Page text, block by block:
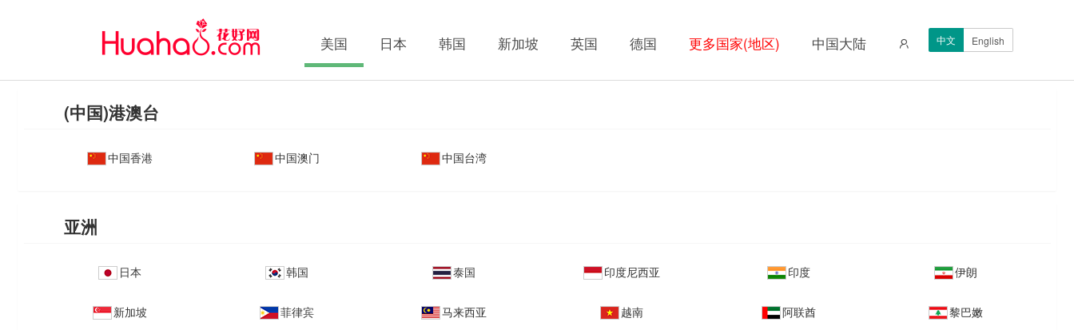
美国 日本 韩国 新加坡 英国 德国 更多国家(地区) 中国大陆 中文 English
(中国)港澳台
中国香港 中国澳门 中国台湾
亚洲
日本 韩国 泰国 印度尼西亚 印度 伊朗
新加坡 菲律宾 马来西亚 越南 阿联酋 黎巴嫩